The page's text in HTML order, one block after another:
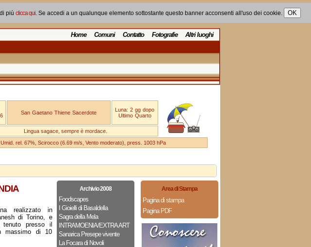
più clicca qui. Se accedi a un qualunque elemento sottostante questo banner acconsenti all'uso dei cookie.
Home Comuni Contatto Fotografie Altri luoghi
San Gaetano Thiene Sacerdote
Luna: 2 gg dopo
Ultimo Quarto
Lingua sagace, sempre è mordace.
rel. 67%, Scirocco (6.69 m/s, Vento moderato), press. 1003 hPa
Archivio 2008
Foodscapes
I Gioielli di Basaldella
Sagra della Mela
INTRAMOENIA/EXTRA ART
Sanarica Presepe vivente
La Focara di Novoli
realizzato in
di Torino, e
tenuto presso il
massimo di 10
Area di Stampa
Pagina di stampa
Pagina PDF